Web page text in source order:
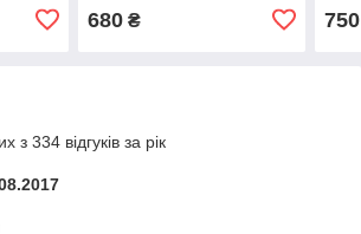
680₴ 750
з 334 відгуків за рік